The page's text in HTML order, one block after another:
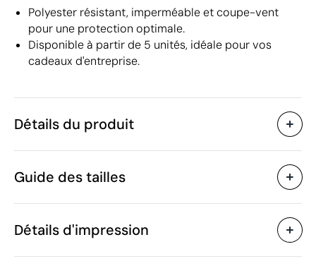
Polyester résistant, imperméable et coupe-vent
pour une protection optimale.
Disponible à partir de 5 unités, idéale pour vos
cadeaux d'entreprise.
Détails du produit
Caractéristiques
Code du produit
Poids
Matière
Polyester
Guide des tailles
Détails d'impression